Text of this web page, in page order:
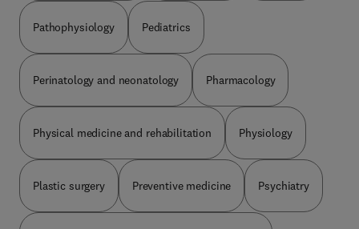
Pathophysiology Pediatrics
Perinatology and neonatology Pharmacology
Physical medicine and rehabilitation Physiology
Plastic surgery Preventive medicine Psychiatry